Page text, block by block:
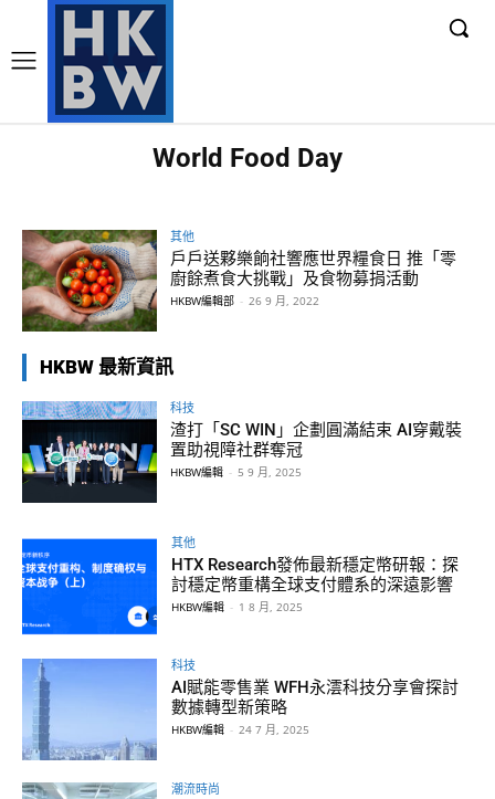
World Food Day
其他
戶戶送夥樂餉社響應世界糧食日 推「零
廚餘煮食大挑戰」及食物募捐活動
HKBW編輯部 - 26 9 月, 2022
HKBW 最新資訊
科技
渣打「SC WIN」企劃圓滿結束 AI穿戴裝
置助視障社群奪冠
HKBW編輯 - 5 9 月, 2025
其他
HTX Research發佈最新穩定幣研報：探
討穩定幣重構全球支付體系的深遠影響
HKBW編輯 - 1 8 月, 2025
科技
AI賦能零售業 WFH永澐科技分享會探討
數據轉型新策略
HKBW編輯 - 24 7 月, 2025
潮流時尚